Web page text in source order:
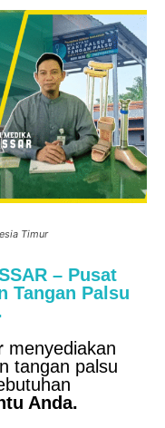
Timur
– Pusat
Tangan Palsu
menyediakan
tangan palsu
Anda.